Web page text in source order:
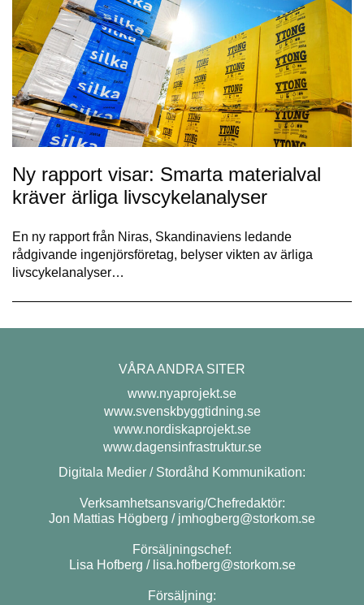
Ny rapport visar: Smarta materialval
kräver ärliga livscykelanalyser
En ny rapport från Niras, Skandinaviens ledande
rådgivande ingenjörsföretag, belyser vikten av ärliga
livscykelanalyser…
VÅRA ANDRA SITER
www.nyaprojekt.se
www.svenskbyggtidning.se
www.nordiskaprojekt.se
www.dagensinfrastruktur.se
Digitala Medier / Stordåhd Kommunikation:
Verksamhetsansvarig/Chefredaktör:
Jon Mattias Högberg / jmhogberg@storkom.se
Försäljningschef:
Lisa Hofberg / lisa.hofberg@storkom.se
Försäljning: